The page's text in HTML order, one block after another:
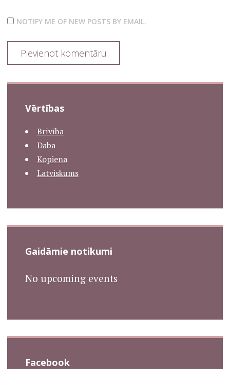
NOTIFY ME OF NEW POSTS BY EMAIL.
Vērtības
Brīvība
Daba
Kopiena
Latviskums
Gaidāmie notikumi
No upcoming events
Facebook